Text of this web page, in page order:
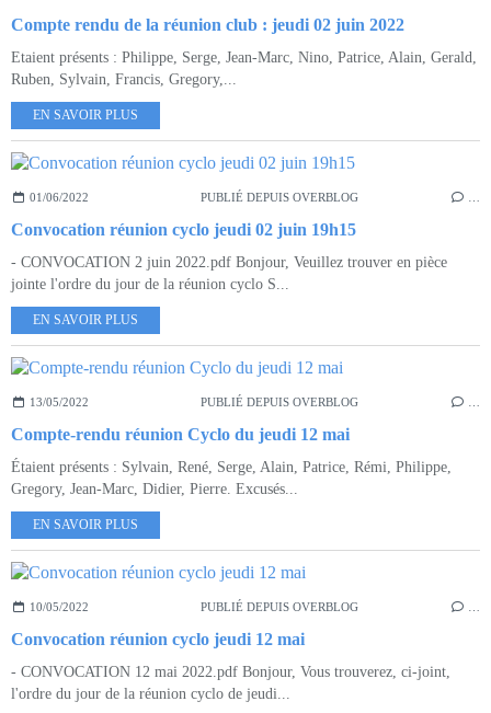
Compte rendu de la réunion club : jeudi 02 juin 2022
Etaient présents : Philippe, Serge, Jean-Marc, Nino, Patrice, Alain, Gerald,
Ruben, Sylvain, Francis, Gregory,...
EN SAVOIR PLUS
01/06/2022 PUBLIÉ DEPUIS OVERBLOG
Convocation réunion cyclo jeudi 02 juin 19h15
- CONVOCATION 2 juin 2022.pdf Bonjour, Veuillez trouver en pièce
jointe l'ordre du jour de la réunion cyclo S...
EN SAVOIR PLUS
13/05/2022 PUBLIÉ DEPUIS OVERBLOG
Compte-rendu réunion Cyclo du jeudi 12 mai
Étaient présents : Sylvain, René, Serge, Alain, Patrice, Rémi, Philippe,
Gregory, Jean-Marc, Didier, Pierre. Excusés...
EN SAVOIR PLUS
10/05/2022 PUBLIÉ DEPUIS OVERBLOG
Convocation réunion cyclo jeudi 12 mai
- CONVOCATION 12 mai 2022.pdf Bonjour, Vous trouverez, ci-joint,
l'ordre du jour de la réunion cyclo de jeudi...